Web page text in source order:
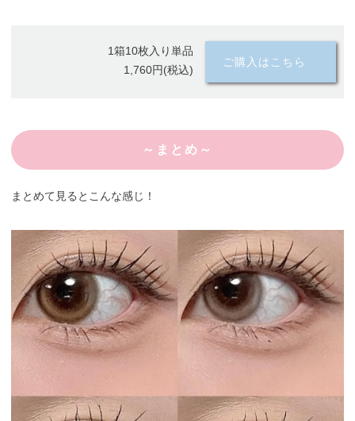
1箱10枚入り単品
1,760円(税込)
ご購入はこちら
～まとめ～
まとめて見るとこんな感じ！